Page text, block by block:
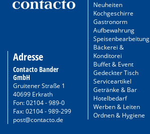
Adresse
Contacto Bander
GmbH
Gruitener Straße 1
40699 Erkrath
Fon: 02104 - 989-0
Fax: 02104 - 989-299
post@contacto.de
Neuheiten
Kochgeschirre
Gastronorm
Aufbewahrung
Speisenbearbeitung
Bäckerei &
Konditorei
Buffet & Event
Gedeckter Tisch
Serviceartikel
Getränke & Bar
Hotelbedarf
Werben & Leiten
Ordnen & Hygiene